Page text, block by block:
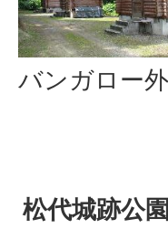
バンガロー
松代城跡公